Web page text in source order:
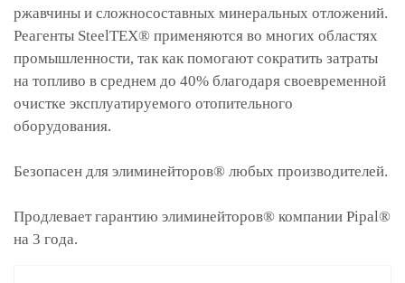
ржавчины и сложносоставных минеральных отложений.
Реагенты SteelTEX® применяются во многих областях
промышленности, так как помогают сократить затраты
на топливо в среднем до 40% благодаря своевременной
очистке эксплуатируемого отопительного
оборудования.
Безопасен для элиминейторов® любых производителей.
Продлевает гарантию элиминейторов® компании Pipal®
на 3 года.